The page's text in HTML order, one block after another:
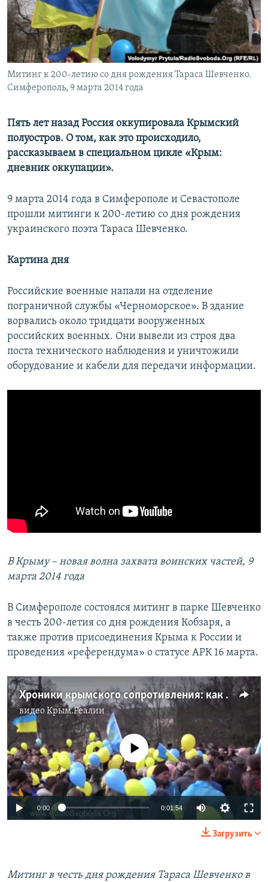
ПОБЕДИТЕЛЕЙ НЕ СУДЯТ?
КРЫМ.НЕПОКОРЕННЫЙ
ELIFBE
УКРАИНСКАЯ ПРОБЛЕМА КРЫМА
ПРИСОЕДИНЯЙТЕСЬ!
Все сайты RFE/RL
Митинг к 200-летию со дня рождения Тараса Шевченко.
Симферополь, 9 марта 2014 года
Пять лет назад Россия оккупировала Крымский
полуостров. О том, как это происходило,
рассказываем в специальном цикле «Крым:
дневник оккупации».
9 марта 2014 года в Симферополе и Севастополе
прошли митинги к 200-летию со дня рождения
украинского поэта Тараса Шевченко.
Картина дня
Российские военные напали на отделение
пограничной службы «Черноморское». В здание
ворвались около тридцати вооруженных
российских военных. Они вывели из строя два
поста технического наблюдения и уничтожили
оборудование и кабели для передачи информации.
В Крыму – новая волна захвата воинских частей, 9
марта 2014 года
В Симферополе состоялся митинг в парке Шевченко
в честь 200-летия со дня рождения Кобзаря, а
также против присоединения Крыма к России и
проведения «референдума» о статусе АРК 16 марта.
Хроники крымского сопротивления: как прошла акция к 200-летию со дня рождения Шевченко (видео)
видеоКрым.Реалии
No media source currently available
0:00 0:01:54
Загрузить
Митинг в честь дня рождения Тараса Шевченко в